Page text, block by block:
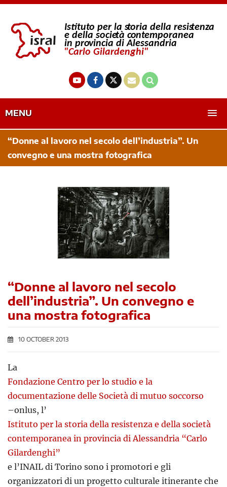
MENU
“Donne al lavoro nel secolo dell’industria”. Un
convegno e una mostra fotografica
“Donne al lavoro nel secolo
dell’industria”. Un convegno e
una mostra fotografica
10 OCTOBER 2013
La
Fondazione Centro per lo studio e la
documentazione delle Società di mutuo soccorso
–onlus, l’
Istituto per la storia della resistenza e della società
contemporanea in provincia di Alessandria “Carlo
Gilardenghi”
e l’INAIL di Torino sono i promotori e gli
organizzatori di un progetto culturale itinerante che